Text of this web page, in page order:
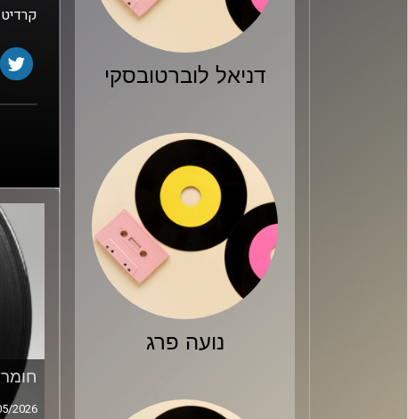
דניאל לוברטובסקי
נועה פרג
2026